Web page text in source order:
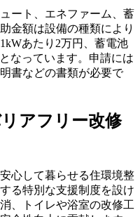
ート、エネファーム、蓄
金額は設備の種類により
あたり2万円、蓄電池
なっています。申請には
書などの書類が必要で
アフリー改修
心して暮らせる住環境整
る特別な支援制度を設け
、トイレや浴室の改修工